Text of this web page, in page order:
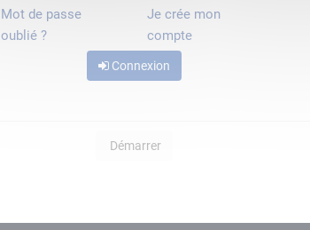
Mot de passe
oublié ?
Je crée mon
compte
Connexion
Démarrer